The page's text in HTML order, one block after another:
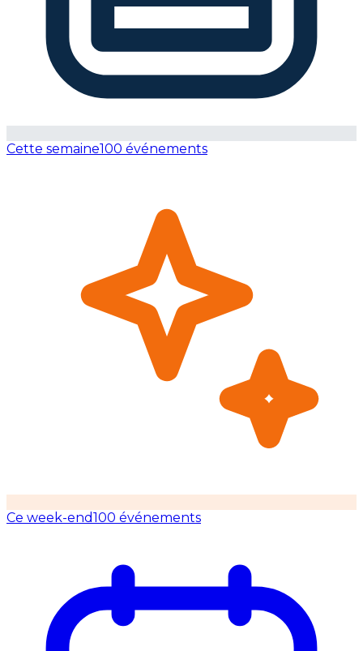
Cette semaine100 événements
Ce week-end100 événements